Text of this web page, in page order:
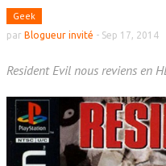
Geek
par Blogueur invité - Sep 17, 2014
Resident Evil nous reviens en